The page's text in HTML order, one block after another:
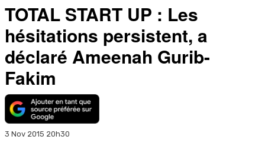
TOTAL START UP : Les
hésitations persistent, a
déclaré Ameenah Gurib-
Fakim
3 Nov 2015 20h30